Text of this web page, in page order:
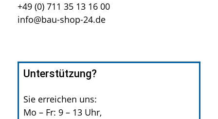
+49 (0) 711 35 13 16 00
info@bau-shop-24.de
Unterstützung?
Sie erreichen uns:
Mo – Fr: 9 – 13 Uhr,